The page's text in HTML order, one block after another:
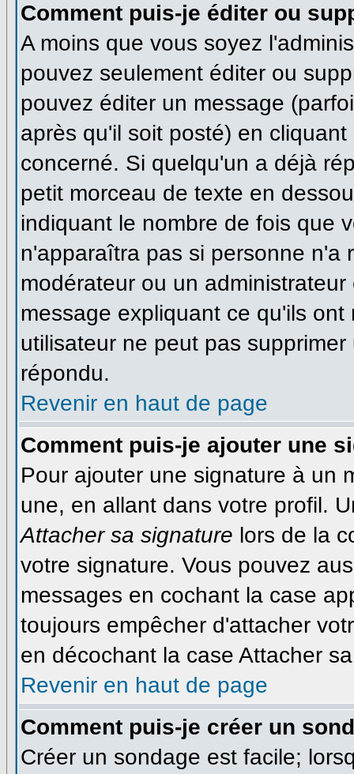
Comment puis-je éditer ou
A moins que vous soyez
pouvez seulement éditer ou
pouvez éditer un message
après qu'il soit posté) en
concerné. Si quelqu'un a déjà
petit morceau de texte en
indiquant le nombre de fois que
n'apparaîtra pas si personne n'a
modérateur ou un
message expliquant ce qu'ils
utilisateur ne peut pas
répondu.
Revenir en haut de page
Comment puis-je ajouter une
Pour ajouter une signature à un
une, en allant dans votre profil.
Attacher sa signature lors de la
votre signature. Vous pouvez
messages en cochant la case
toujours empêcher d'attacher
en décochant la case Attacher
Revenir en haut de page
Comment puis-je créer un
Créer un sondage est facile;